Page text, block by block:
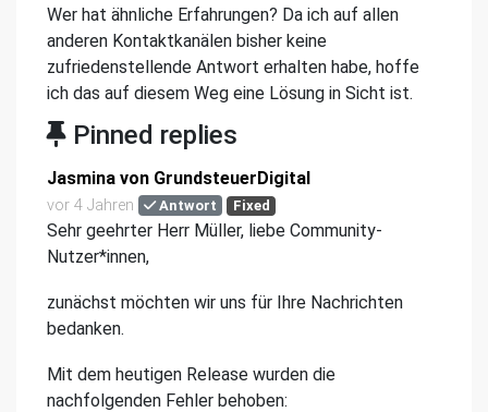
Wer hat ähnliche Erfahrungen? Da ich auf allen
anderen Kontaktkanälen bisher keine
zufriedenstellende Antwort erhalten habe, hoffe
ich das auf diesem Weg eine Lösung in Sicht ist.
Pinned replies
Jasmina von GrundsteuerDigital
vor 4 Jahren Antwort Fixed
Sehr geehrter Herr Müller, liebe Community-
Nutzer*innen,
zunächst möchten wir uns für Ihre Nachrichten
bedanken.
Mit dem heutigen Release wurden die
nachfolgenden Fehler behoben: